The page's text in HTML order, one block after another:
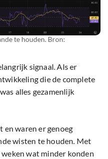
te houden. Bron:
signaal. Als er
die de complete
alles gezamenlijk
en waren er genoeg
wisten te houden. Met
wat minder konden